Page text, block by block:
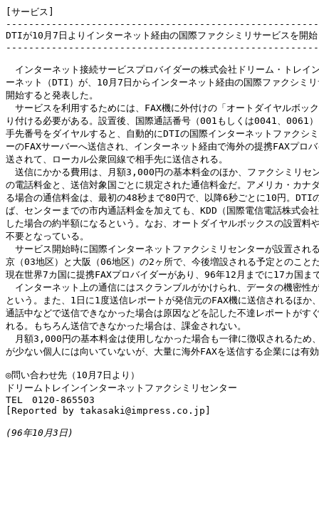
[サービス]
DTIが10月7日よりインターネット経由の国際ファクシミリサービスを開始
インターネット接続サービスプロバイダーの株式会社ドリーム・トレイ
ーネット（DTI）が、10月7日からインターネット経由の国際ファクシミ
開始すると発表した。
サービスを利用するためには、FAX機に外付けの「オートダイヤルボッ
り付ける必要がある。設置後、国際通話番号（001もしくは0041、0061
手先番号をダイヤルすると、自動的にDTIの国際インターネットファクシ
ーのFAXサーバーへ送信され、インターネット経由で海外の提携FAXプロ
送されて、ローカル公衆回線で相手先に送信される。
送信にかかる費用は、月額3,000円の基本料金のほか、ファクシミリセ
の電話料金と、送信対象国ごとに規定された通信料金だ。アメリカ・カナ
る場合の通信料金は、最初の48秒まで80円で、以降6秒ごとに10円。DTI
ば、センターまでの市内通話料金を加えても、KDD（国際電信電話株式会
した場合の約半額になるという。なお、オートダイヤルボックスの設置料
不要となっている。
サービス開始時に国際インターネットファクシミリセンターが設置され
京（03地区）と大阪（06地区）の2ヶ所で、今後増設される予定とのこと
現在世界7カ国に提携FAXプロバイダーがあり、96年12月までに17カ国ま
インターネット上の通信にはスクランブルがかけられ、データの機密性
という。また、1日に1度送信レポートが発信元のFAX機に送信されるほか
通話中などで送信できなかった場合は原因などを記した不達レポートがす
れる。もちろん送信できなかった場合は、課金されない。
月額3,000円の基本料金は使用しなかった場合も一律に徴収されるため
が少ない個人には向いていないが、大量に海外FAXを送信する企業には有
◎問い合わせ先（10月7日より）
ドリームトレインインターネットファクシミリセンター
TEL　0120-865503
[Reported by takasaki@impress.co.jp]
(96年10月3日)